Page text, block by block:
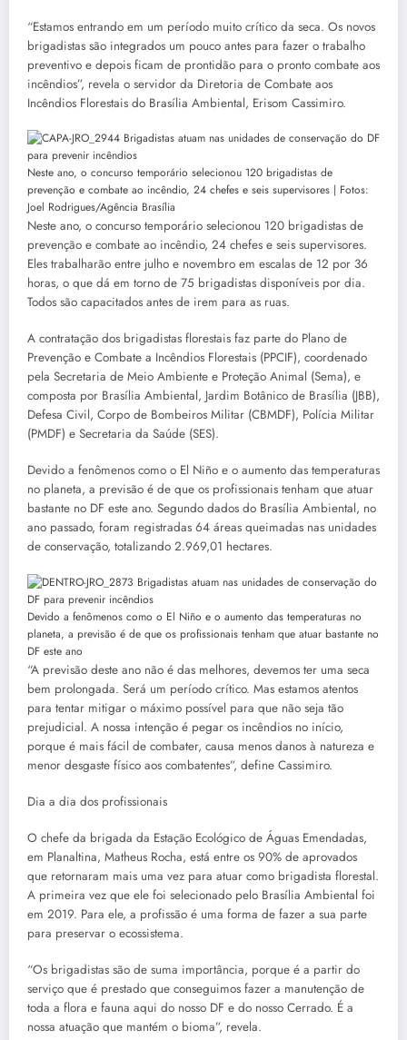
“Estamos entrando em um período muito crítico da seca. Os novos
brigadistas são integrados um pouco antes para fazer o trabalho
preventivo e depois ficam de prontidão para o pronto combate aos
incêndios”, revela o servidor da Diretoria de Combate aos
Incêndios Florestais do Brasília Ambiental, Erisom Cassimiro.
Neste ano, o concurso temporário selecionou 120 brigadistas de
prevenção e combate ao incêndio, 24 chefes e seis supervisores | Fotos:
Joel Rodrigues/Agência Brasília
Neste ano, o concurso temporário selecionou 120 brigadistas de
prevenção e combate ao incêndio, 24 chefes e seis supervisores.
Eles trabalharão entre julho e novembro em escalas de 12 por 36
horas, o que dá em torno de 75 brigadistas disponíveis por dia.
Todos são capacitados antes de irem para as ruas.
A contratação dos brigadistas florestais faz parte do Plano de
Prevenção e Combate a Incêndios Florestais (PPCIF), coordenado
pela Secretaria de Meio Ambiente e Proteção Animal (Sema), e
composta por Brasília Ambiental, Jardim Botânico de Brasília (JBB),
Defesa Civil, Corpo de Bombeiros Militar (CBMDF), Polícia Militar
(PMDF) e Secretaria da Saúde (SES).
Devido a fenômenos como o El Niño e o aumento das temperaturas
no planeta, a previsão é de que os profissionais tenham que atuar
bastante no DF este ano. Segundo dados do Brasília Ambiental, no
ano passado, foram registradas 64 áreas queimadas nas unidades
de conservação, totalizando 2.969,01 hectares.
Devido a fenômenos como o El Niño e o aumento das temperaturas no
planeta, a previsão é de que os profissionais tenham que atuar bastante no
DF este ano
“A previsão deste ano não é das melhores, devemos ter uma seca
bem prolongada. Será um período crítico. Mas estamos atentos
para tentar mitigar o máximo possível para que não seja tão
prejudicial. A nossa intenção é pegar os incêndios no início,
porque é mais fácil de combater, causa menos danos à natureza e
menor desgaste físico aos combatentes”, define Cassimiro.
Dia a dia dos profissionais
O chefe da brigada da Estação Ecológico de Águas Emendadas,
em Planaltina, Matheus Rocha, está entre os 90% de aprovados
que retornaram mais uma vez para atuar como brigadista florestal.
A primeira vez que ele foi selecionado pelo Brasília Ambiental foi
em 2019. Para ele, a profissão é uma forma de fazer a sua parte
para preservar o ecossistema.
“Os brigadistas são de suma importância, porque é a partir do
serviço que é prestado que conseguimos fazer a manutenção de
toda a flora e fauna aqui do nosso DF e do nosso Cerrado. É a
nossa atuação que mantém o bioma”, revela.